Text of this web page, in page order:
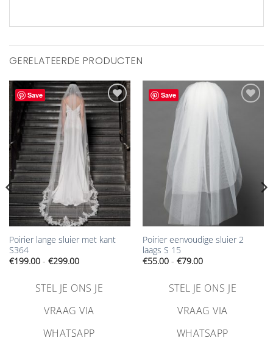
GERELATEERDE PRODUCTEN
Save
Aan
verlanglijst
toevoegen
Poirier lange sluier met kant
S364
€199.00 - €299.00Prijsklasse:
€199.00
€299.00
STEL JE ONS JE
VRAAG VIA
WHATSAPP
Save
verlanglijst
toevoegen
Poirier eenvoudige sluier 2
laags S 15
€55.00 - €79.00Prijsklasse:
€55.00
€79.00
STEL JE ONS JE
VRAAG VIA
WHATSAPP